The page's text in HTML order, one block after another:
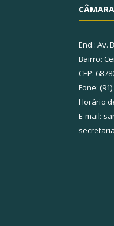
End.: Av.
Bairro:
CEP:
Fone:
Horário
E-mail: